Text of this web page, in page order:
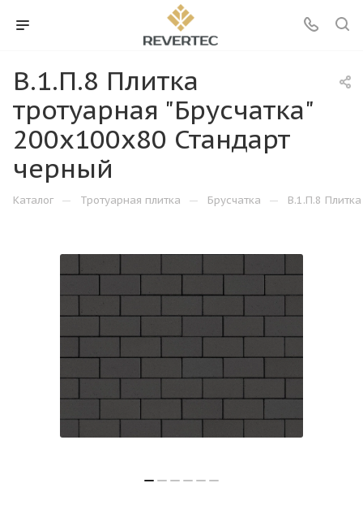
В.1.П.8 Плитка
тротуарная "Брусчатка"
200х100х80 Стандарт
черный
Каталог — Тротуарная плитка — Брусчатка — В.1.П.8